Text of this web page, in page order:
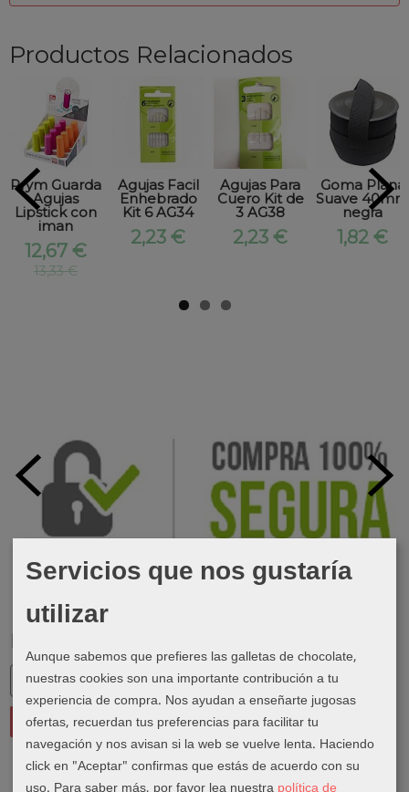
Productos Relacionados
Prym Guarda
Agujas
Lipstick con
iman
12,67 €
13,33 €
Agujas Facil
Enhebrado
Kit 6 AG34
2,23 €
Agujas Para
Cuero Kit de
3 AG38
2,23 €
Goma Plana
Suave 40mm
negra
1,82 €
Servicios que nos gustaría
utilizar
Aunque sabemos que prefieres las galletas de chocolate,
nuestras cookies son una importante contribución a tu
experiencia de compra. Nos ayudan a enseñarte jugosas
ofertas, recuerdan tus preferencias para facilitar tu
navegación y nos avisan si la web se vuelve lenta. Haciendo
click en "Aceptar" confirmas que estás de acuerdo con su